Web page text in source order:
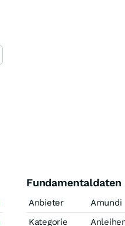
Fundamentaldaten
Anbieter
Amundi
Kategorie